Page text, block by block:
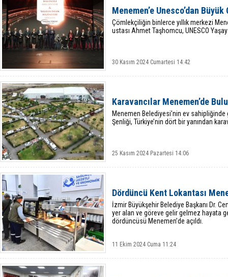
Menemen’e Unesco’dan Büyük
Çömlekçiliğin binlerce yıllık merkezi
ustası Ahmet Taşhomcu, UNESCO
30 Kasım 2024 Cumartesi 14:42
Karavancılar Menemen’de
Menemen Belediyesi’nin ev
Şenliği, Türkiye’nin dört bir yanından
25 Kasım 2024 Pazartesi 14:06
Dördüncü Kent Lokantası
İzmir Büyükşehir Belediye Başkanı Dr.
yer alan ve göreve gelir gelmez hayata
dördüncüsü Menemen’de açıldı.
11 Ekim 2024 Cuma 11:24